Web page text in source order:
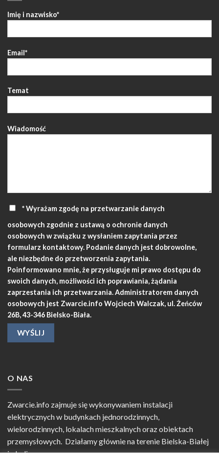
Imię i nazwisko*
Email*
Temat
Wiadomość
* Wyrażam zgodę na przetwarzanie danych
osobowych zgodnie z ustawą o ochronie danych
osobowych w związku z wysłaniem zapytania przez
formularz kontaktowy. Podanie danych jest dobrowolne,
ale niezbędne do przetworzenia zapytania.
Poinformowano mnie, że przysługuje mi prawo dostępu do
swoich danych, możliwości ich poprawiania, żądania
zaprzestania ich przetwarzania. Administratorem danych
osobowych jest Zwarcie.info Wojciech Walczak, ul. Żeńców
26B, 43-346 Bielsko-Biała.
O NAS
Zwarcie.info zajmuje się wykonywaniem instalacji
elektrycznych w budynkach jednorodzinnych,
wielorodzinnych, lokalach mieszkalnych oraz obiektach
przemysłowych. Działamy głównie na terenie Bielska-Białej
i okolic.